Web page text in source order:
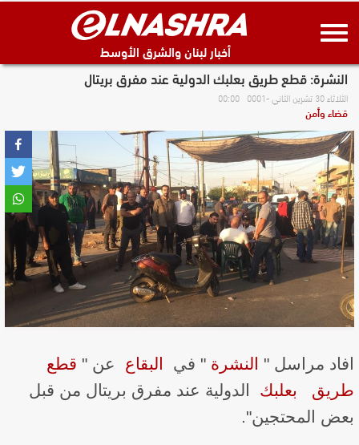
أخبار لبنان والشرق الأوسط
النشرة: قطع طريق بعلبك الدولية عند مفرق بريتال
الثلاثاء 30 تشرين الثاني -0001 00:00
قضاء وأمن
افاد مراسل "​ النشرة ​" في ​ البقاع ​ عن "​ قطع
طريق
بعلبك
​ الدولية عند مفرق بريتال من قبل
بعض المحتجين".